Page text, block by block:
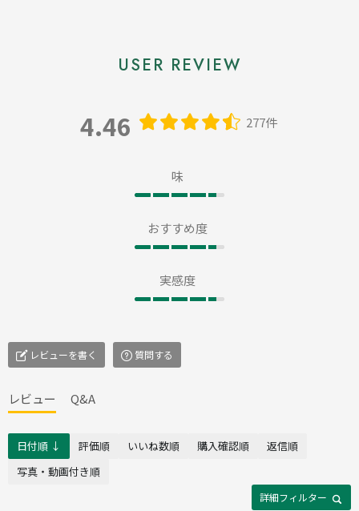
4.46 277件
味
おすすめ度
実感度
レビューを書く 質問する
レビュー Q&A
詳細フィルター
日付順 ↓ 評価順 いいね数順 購入確認順
返信順
写真・動画付き順